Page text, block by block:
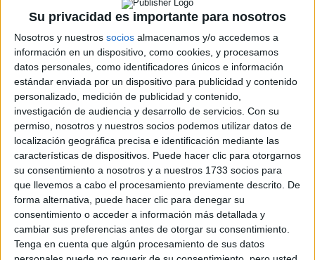
Su privacidad es importante para nosotros
Nosotros y nuestros socios almacenamos y/o accedemos a
información en un dispositivo, como cookies, y procesamos
datos personales, como identificadores únicos e información
estándar enviada por un dispositivo para publicidad y contenido
personalizado, medición de publicidad y contenido,
investigación de audiencia y desarrollo de servicios. Con su
permiso, nosotros y nuestros socios podemos utilizar datos de
localización geográfica precisa e identificación mediante las
características de dispositivos. Puede hacer clic para otorgarnos
su consentimiento a nosotros y a nuestros 1733 socios para
que llevemos a cabo el procesamiento previamente descrito. De
forma alternativa, puede hacer clic para denegar su
consentimiento o acceder a información más detallada y
cambiar sus preferencias antes de otorgar su consentimiento.
Tenga en cuenta que algún procesamiento de sus datos
Update CMP